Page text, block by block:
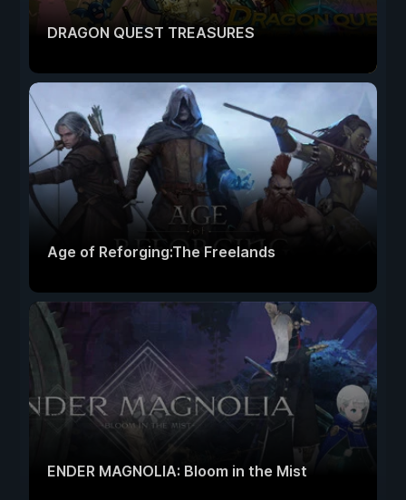
DRAGON QUEST TREASURES
Age of Reforging:The Freelands
ENDER MAGNOLIA: Bloom in the Mist